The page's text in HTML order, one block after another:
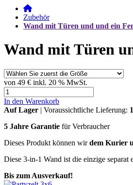
Zubehör
Wand mit Türen und und ein
Wand mit Türen
von 49 € inkl. 20 % MwSt.
In den Warenkorb
Auf Lager | Voraussichtliche Lieferung:
5 Jahre Garantie für Verbraucher
Dieses Produkt können wirdem Kurier
Diese 3-in-1 Wand ist die einzige
Bis zum Ausverkauf!